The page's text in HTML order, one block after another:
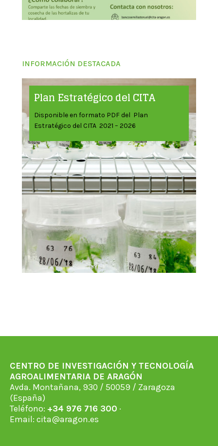
INFORMACIÓN DESTACADA
Plan Estratégico del CITA
Disponible en formato PDF del Plan
Estratégico del CITA 2021 – 2026
CENTRO DE INVESTIGACIÓN Y TECNOLOGÍA
AGROALIMENTARIA DE ARAGÓN
Avda. Montañana, 930 / 50059 / Zaragoza
(España)
Teléfono: +34 976 716 300 ·
Email: cita@aragon.es